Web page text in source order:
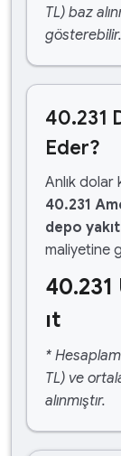
TL) baz
gösterebilir.
40.231
Eder?
Anlık dolar
40.231
depo yakıt
maliyetine
40.231
ıt
*
TL) ve
alınmıştır.